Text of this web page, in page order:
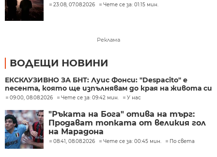
23:08, 07.08.2026 Чете се за: 01:15 мин.
Реклама
ВОДЕЩИ НОВИНИ
ЕКСКЛУЗИВНО ЗА БНТ: Луис Фонси: "Despacito" е
песента, която ще изпълнявам до края на живота си
09:00, 08.08.2026 Чете се за: 09:42 мин. У нас
"Ръката на Бога" отива на търг:
Продават топката от великия гол
на Марадона
08:41, 08.08.2026 Чете се за: 00:45 мин. По света